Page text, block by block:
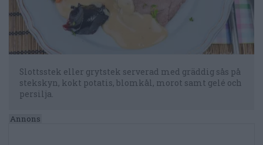
Slottsstek eller grytstek serverad med gräddig sås på
stekskyn, kokt potatis, blomkål, morot samt gelé och
persilja.